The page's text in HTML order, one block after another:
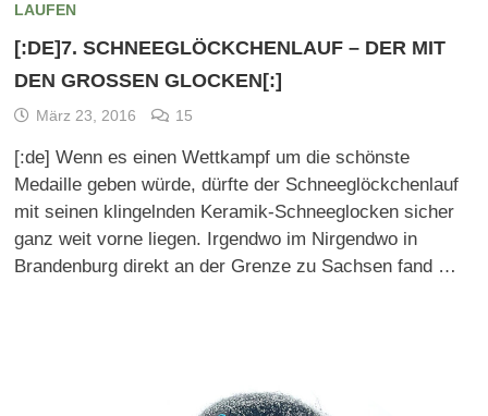
LAUFEN
[:DE]7. SCHNEEGLÖCKCHENLAUF – DER MIT
DEN GROSSEN GLOCKEN[:]
März 23, 2016 15
[:de] Wenn es einen Wettkampf um die schönste
Medaille geben würde, dürfte der Schneeglöckchenlauf
mit seinen klingelnden Keramik-Schneeglocken sicher
ganz weit vorne liegen. Irgendwo im Nirgendwo in
Brandenburg direkt an der Grenze zu Sachsen fand …